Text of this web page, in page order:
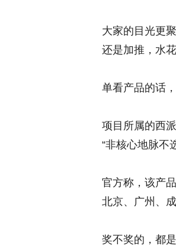
大家的目光更
还是加推，水花
单看产品的话
项目所属的西
“非核心地脉不
官方称，该产
北京、广州、
奖不奖的，都